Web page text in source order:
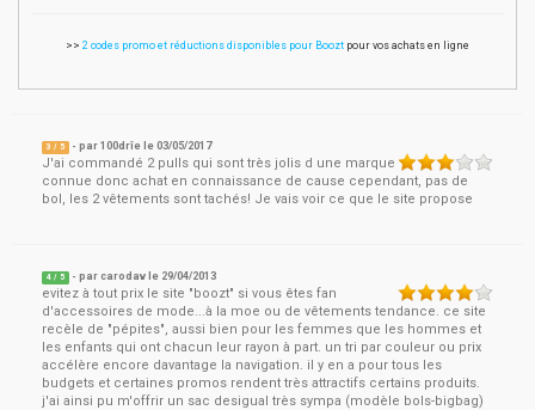
>> 2 codes promo et réductions disponibles pour Boozt pour vos achats en ligne
3 / 5 - par100drîe le03/05/2017
J'ai commandé 2 pulls qui sont très jolis d une marque
connue donc achat en connaissance de cause cependant, pas de
bol, les 2 vêtements sont tachés! Je vais voir ce que le site propose
4 / 5 - parcarodav le 29/04/2013
evitez à tout prix le site "boozt" si vous êtes fan
d'accessoires de mode...à la moe ou de vêtements tendance. ce site
recèle de "pépites", aussi bien pour les femmes que les hommes et
les enfants qui ont chacun leur rayon à part. un tri par couleur ou prix
accélère encore davantage la navigation. il y en a pour tous les
budgets et certaines promos rendent très attractifs certains produits.
j'ai ainsi pu m'offrir un sac desigual très sympa (modèle bols-bigbag)